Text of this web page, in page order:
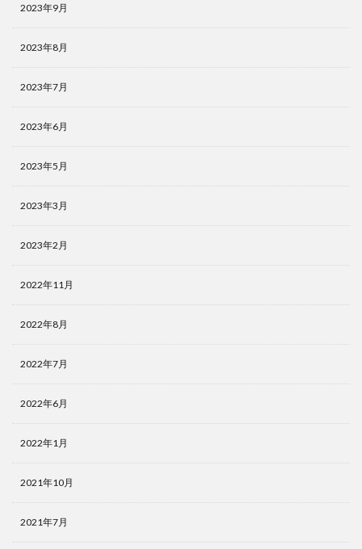
2023年9月
2023年8月
2023年7月
2023年6月
2023年5月
2023年3月
2023年2月
2022年11月
2022年8月
2022年7月
2022年6月
2022年1月
2021年10月
2021年7月